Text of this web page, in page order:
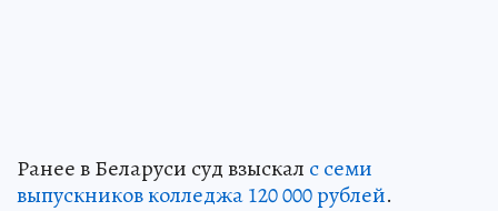
Ранее в Беларуси суд взыскал с семи
выпускников колледжа 120 000 рублей.